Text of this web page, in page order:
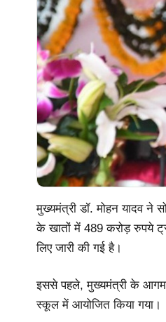
मुख्यमंत्री डॉ. मोहन यादव ने
के खातों में 489 करोड़ रुपये
लिए जारी की गई है।
इससे पहले, मुख्यमंत्री के आगमन
स्कूल में आयोजित किया गया।